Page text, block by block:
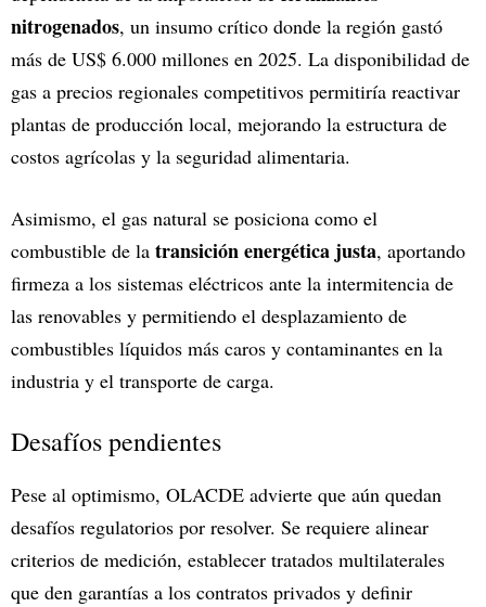
nitrogenados, un insumo crítico donde la región gastó
más de US$ 6.000 millones en 2025. La disponibilidad de
gas a precios regionales competitivos permitiría reactivar
plantas de producción local, mejorando la estructura de
costos agrícolas y la seguridad alimentaria.
Asimismo, el gas natural se posiciona como el
combustible de la transición energética justa, aportando
firmeza a los sistemas eléctricos ante la intermitencia de
las renovables y permitiendo el desplazamiento de
combustibles líquidos más caros y contaminantes en la
industria y el transporte de carga.
Desafíos pendientes
Pese al optimismo, OLACDE advierte que aún quedan
desafíos regulatorios por resolver. Se requiere alinear
criterios de medición, establecer tratados multilaterales
que den garantías a los contratos privados y definir